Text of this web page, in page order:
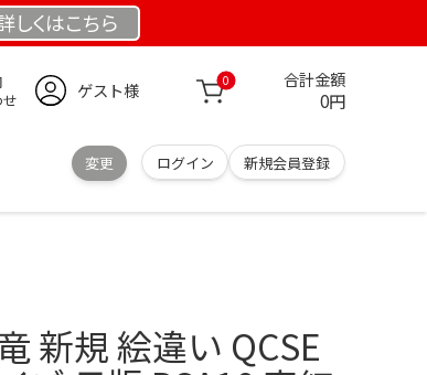
しくはこちら
ゲスト様 0 合計金額
0円
変更 ログイン 新規会員登録
新規 絵違い QCSE